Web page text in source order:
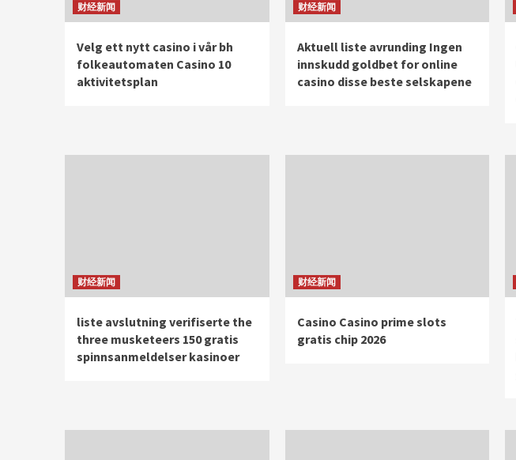
财经新闻
Velg ett nytt casino i vår bh
folkeautomaten Casino 10
aktivitetsplan
财经新闻
Aktuell liste avrunding Ingen
innskudd goldbet for online
casino disse beste selskapene
财经新闻
liste avslutning verifiserte the
three musketeers 150 gratis
spinnsanmeldelser kasinoer
财经新闻
Casino Casino prime slots
gratis chip 2026